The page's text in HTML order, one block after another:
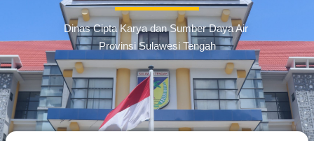
Dinas Cipta Karya dan Sumber Daya Air
Provinsi Sulawesi Tengah